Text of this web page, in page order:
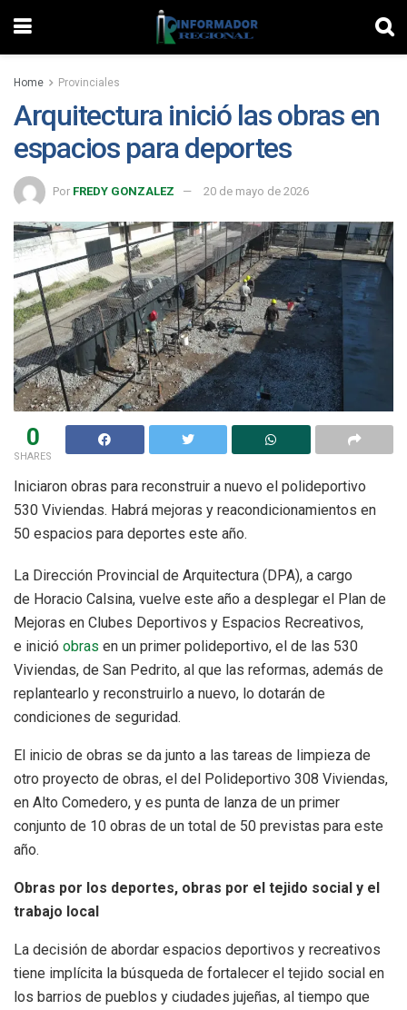
Home Provinciales
Arquitectura inició las obras en
espacios para deportes
Por FREDY GONZALEZ 20 de mayo de 2026
0
SHARES
Iniciaron obras para reconstruir a nuevo el polideportivo
530 Viviendas. Habrá mejoras y reacondicionamientos en
50 espacios para deportes este año.
La Dirección Provincial de Arquitectura (DPA), a cargo
de Horacio Calsina, vuelve este año a desplegar el Plan de
Mejoras en Clubes Deportivos y Espacios Recreativos,
e inició obras en un primer polideportivo, el de las 530
Viviendas, de San Pedrito, al que las reformas, además de
replantearlo y reconstruirlo a nuevo, lo dotarán de
condiciones de seguridad.
El inicio de obras se da junto a las tareas de limpieza de
otro proyecto de obras, el del Polideportivo 308 Viviendas,
en Alto Comedero, y es punta de lanza de un primer
conjunto de 10 obras de un total de 50 previstas para este
año.
Obras por los deportes, obras por el tejido social y el
trabajo local
La decisión de abordar espacios deportivos y recreativos
tiene implícita la búsqueda de fortalecer el tejido social en
los barrios de pueblos y ciudades jujeñas, al tiempo que